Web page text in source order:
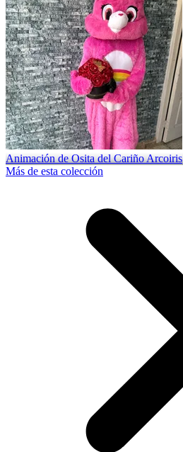
Animación de Osita del Cariño Arcoiris
Más de esta colección